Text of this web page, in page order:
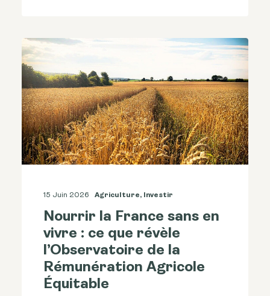
15 Juin 2026 Agriculture, Investir
Nourrir la France sans en
vivre : ce que révèle
l’Observatoire de la
Rémunération Agricole
Équitable